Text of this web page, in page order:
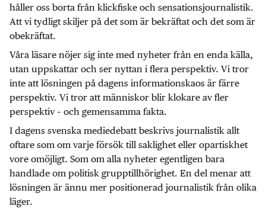
håller oss borta från klickfiske och sensationsjournalistik.
Att vi tydligt skiljer på det som är bekräftat och det som är
obekräftat.
Våra läsare nöjer sig inte med nyheter från en enda källa,
utan uppskattar och ser nyttan i flera perspektiv. Vi tror
inte att lösningen på dagens informationskaos är färre
perspektiv. Vi tror att människor blir klokare av fler
perspektiv – och gemensamma fakta.
I dagens svenska mediedebatt beskrivs journalistik allt
oftare som om varje försök till saklighet eller opartiskhet
vore omöjligt. Som om alla nyheter egentligen bara
handlade om politisk grupptillhörighet. En del menar att
lösningen är ännu mer positionerad journalistik från olika
läger.